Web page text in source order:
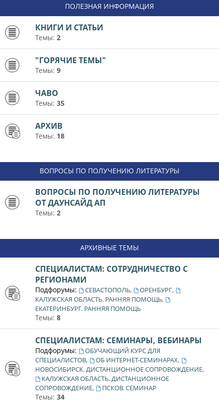
ПОЛЕЗНАЯ ИНФОРМАЦИЯ
КНИГИ И СТАТЬИ
Темы: 2
"ГОРЯЧИЕ ТЕМЫ"
Темы: 9
ЧАВО
Темы: 35
АРХИВ
Темы: 18
ВОПРОСЫ ПО ПОЛУЧЕНИЮ ЛИТЕРАТУРЫ
ВОПРОСЫ ПО ПОЛУЧЕНИЮ ЛИТЕРАТУРЫ
ОТ ДАУНСАЙД АП
Темы: 2
АРХИВНЫЕ ТЕМЫ
СПЕЦИАЛИСТАМ: СОТРУДНИЧЕСТВО С
РЕГИОНАМИ
Подфорумы: СЕВАСТОПОЛЬ, ОРЕНБУРГ,
КАЛУЖСКАЯ ОБЛАСТЬ. РАННЯЯ ПОМОЩЬ,
ЕКАТЕРИНБУРГ. РАННЯЯ ПОМОЩЬ
Темы: 8
СПЕЦИАЛИСТАМ: СЕМИНАРЫ, ВЕБИНАРЫ
Подфорумы:
ОБУЧАЮЩИЙ КУРС ДЛЯ
СПЕЦИАЛИСТОВ, ОБ ИНТЕРНЕТ-СЕМИНАРАХ,
НОВОСИБИРСК. ДИСТАНЦИОННОЕ СОПРОВОЖДЕНИЕ,
КАЛУЖСКАЯ ОБЛАСТЬ. ДИСТАНЦИОННОЕ
СОПРОВОЖДЕНИЕ, ПСКОВ. СЕМИНАР
Темы: 34